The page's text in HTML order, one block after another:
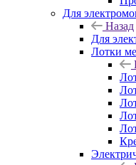
Для
Назад
Для
Лотки